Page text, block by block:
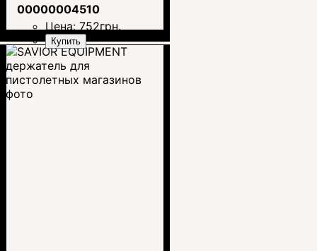
00000004510
Цена: 752грн.
Купить